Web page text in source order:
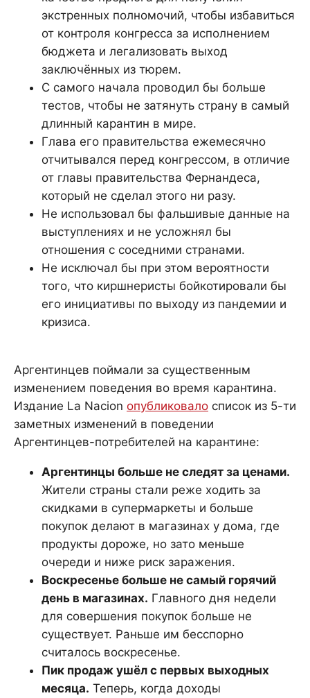
экстренных полномочий, чтобы избавиться
от контроля конгресса за исполнением
бюджета и легализовать выход
заключённых из тюрем.
С самого начала проводил бы больше
тестов, чтобы не затянуть страну в самый
длинный карантин в мире.
Глава его правительства ежемесячно
отчитывался перед конгрессом, в отличие
от главы правительства Фернандеса,
который не сделал этого ни разу.
Не использовал бы фальшивые данные на
выступлениях и не усложнял бы
отношения с соседними странами.
Не исключал бы при этом вероятности
того, что киршнеристы бойкотировали бы
его инициативы по выходу из пандемии и
кризиса.
Аргентинцев поймали за существенным
изменением поведения во время карантина.
Издание La Nacion опубликовало список из 5-ти
заметных изменений в поведении
Аргентинцев-потребителей на карантине:
Аргентинцы больше не следят за ценами.
Жители страны стали реже ходить за
скидками в супермаркеты и больше
покупок делают в магазинах у дома, где
продукты дороже, но зато меньше
очереди и ниже риск заражения.
Воскресенье больше не самый горячий
день в магазинах. Главного дня недели
для совершения покупок больше не
существует. Раньше им бесспорно
считалось воскресенье.
Пик продаж ушёл с первых выходных
месяца. Теперь, когда доходы